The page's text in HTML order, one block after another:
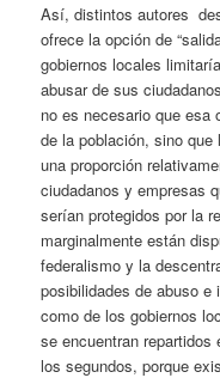
Así, distintos autores
ofrece la opción de
gobiernos locales
abusar de sus
no es necesario que esa
de la población, sino
una proporción
ciudadanos y empresas
serían protegidos por la
marginalmente están
federalismo y la
posibilidades de abuso e
como de los gobiernos
se encuentran
los segundos, porque